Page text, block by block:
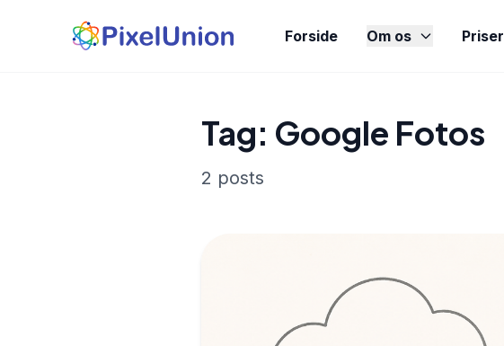
Forside Om os Priser
Tag: Google Fotos
2 posts